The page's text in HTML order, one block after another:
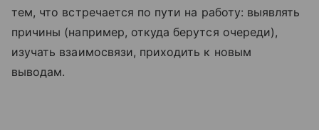
тем, что встречается по пути на работу: выявлять
причины (например, откуда берутся очереди),
изучать взаимосвязи, приходить к новым
выводам.